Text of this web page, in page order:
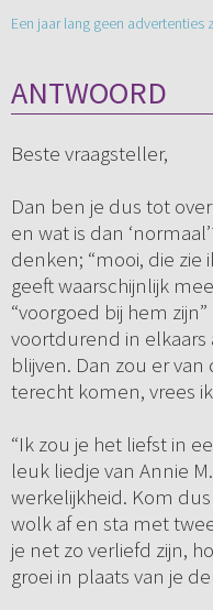
Een jaar lang geen advertenties
ANTWOORD
Beste vraagsteller,
Dan ben je dus tot
en wat is dan
denken; “mooi, die zie
geeft waarschijnlijk
“voorgoed bij hem
voortdurend in elkaars
blijven. Dan zou er
terecht komen, vrees
“Ik zou je het liefst in
leuk liedje van Annie
werkelijkheid. Kom
wolk af en sta met
je net zo verliefd zijn,
groei in plaats van je